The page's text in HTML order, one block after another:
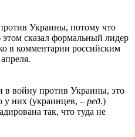
Украины, потому что
сказал формальный лидер
в комментарии российским
в войну против Украины, это
у них (украинцев, – ред.)
так, что туда не